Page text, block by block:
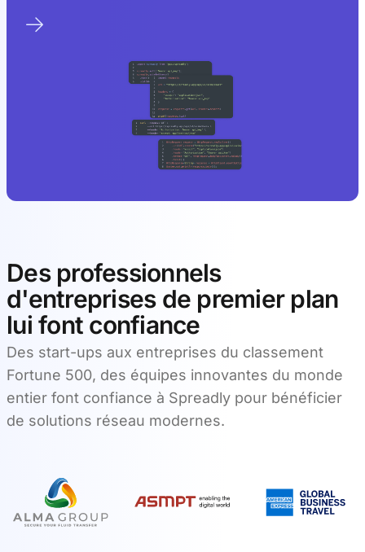
Des professionnels
d'entreprises de premier plan
lui font confiance
Des start-ups aux entreprises du classement
Fortune 500, des équipes innovantes du monde
entier font confiance à Spreadly pour bénéficier
de solutions réseau modernes.